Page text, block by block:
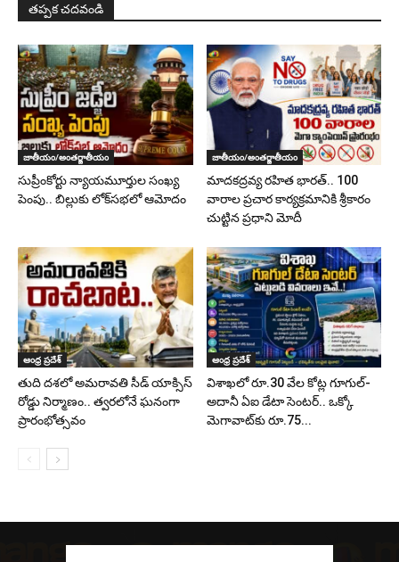
తప్పక చదవండి
జాతీయం/అంతర్జాతీయం
సుప్రీంకోర్టు న్యాయమూర్తుల సంఖ్య
పెంపు.. బిల్లుకు లోక్‌సభలో ఆమోదం
జాతీయం/అంతర్జాతీయం
మాదకద్రవ్య రహిత భారత్.. 100
వారాల ప్రచార కార్యక్రమానికి శ్రీకారం
చుట్టిన ప్రధాని మోదీ
ఆంధ్ర ప్రదేశ్
తుది దశలో అమరావతి సీడ్ యాక్సిస్
రోడ్డు నిర్మాణం.. త్వరలోనే ఘనంగా
ప్రారంభోత్సవం
ఆంధ్ర ప్రదేశ్
విశాఖలో రూ.30 వేల కోట్ల గూగుల్-
అదానీ ఏఐ డేటా సెంటర్.. ఒక్కో
మెగావాట్‌కు రూ.75...